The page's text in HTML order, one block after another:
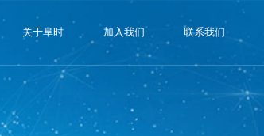
关于阜时 加入我们 联系我们